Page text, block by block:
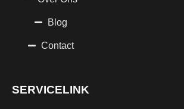
Blog
Contact
SERVICELINK